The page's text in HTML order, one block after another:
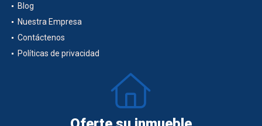
Blog
Nuestra Empresa
Contáctenos
Políticas de privacidad